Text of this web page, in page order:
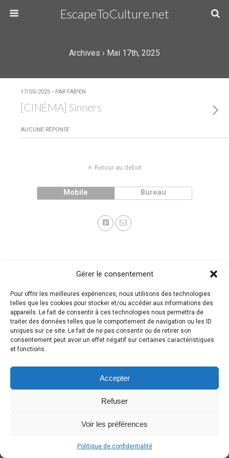
Gérer le consentement
Pour offrir les meilleures expériences, nous utilisons des technologies
telles que les cookies pour stocker et/ou accéder aux informations des
appareils. Le fait de consentir à ces technologies nous permettra de
traiter des données telles que le comportement de navigation ou les ID
uniques sur ce site. Le fait de ne pas consentir ou de retirer son
consentement peut avoir un effet négatif sur certaines caractéristiques
et fonctions.
Accepter
Refuser
Voir les préférences
Politique de confidentialité
EscapeToCulture.net
Archives › Mai 17th, 2025
17/05/2025 • PAR FAB!EN
[CINÉMA] Sinners
AUCUNE RÉPONSE
Retour au début
Mobile Bureau